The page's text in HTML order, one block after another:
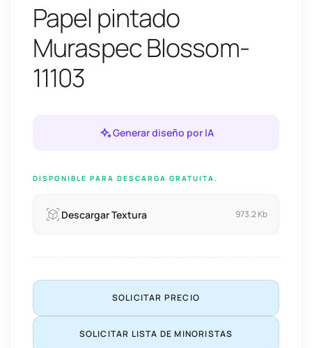
Papel pintado
Muraspec Blossom-
11103
Generar diseño por IA
DISPONIBLE PARA DESCARGA GRATUITA.
Descargar Textura 973.2 Kb
SOLICITAR PRECIO
SOLICITAR LISTA DE MINORISTAS